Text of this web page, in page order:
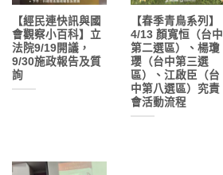
【經民連快訊與國
會觀察小百科】立
法院9/19開議，
9/30施政報告及質
詢
【春季青鳥系列】
4/13 顏寬恒（台中
第二選區）、楊瓊
瓔（台中第三選
區）、江啟臣（台
中第八選區）究責
會活動流程